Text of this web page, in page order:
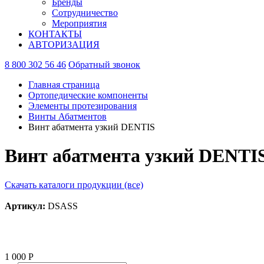
Бренды
Сотрудничество
Мероприятия
КОНТАКТЫ
АВТОРИЗАЦИЯ
8 800 302 56 46 Обратный звонок
Главная страница
Ортопедические компоненты
Элементы протезирования
Винты Абатментов
Винт абатмента узкий DENTIS
Винт абатмента узкий
Скачать каталоги продукции (все)
Артикул: DSASS
1 000 Р